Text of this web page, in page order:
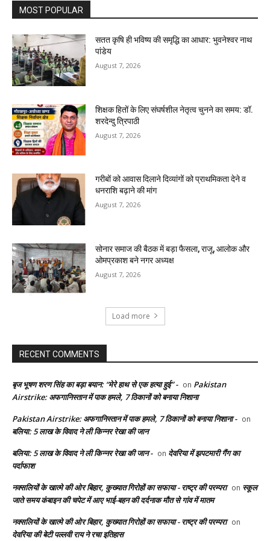
MOST POPULAR
सतत कृषि ही भविष्य की समृद्धि का आधार: भुवनेश्वर नाथ
पांडेय
August 7, 2026
शिक्षक हितों के लिए संघर्षशील नेतृत्व चुनने का समय: डॉ.
शरदेन्दु त्रिपाठी
August 7, 2026
गरीबों को आवास दिलाने दिव्यांगों को प्राथमिकता देने व
धनराशि बढ़ाने की मांग
August 7, 2026
सोनार समाज की बैठक में बड़ा फैसला, राजू, आलोक और
ओमप्रकाश बने नगर अध्यक्ष
August 7, 2026
Load more
RECENT COMMENTS
बृज भूषण शरण सिंह का बड़ा बयान: “मेरे हाथ से एक हत्या हुई” - on Pakistan
Airstrike: अफगानिस्तान में पाक हमले, 7 ठिकानों को बनाया निशाना
Pakistan Airstrike: अफगानिस्तान में पाक हमले, 7 ठिकानों को बनाया निशाना - on
बलिया: 5 लाख के विवाद ने ली किन्नर रेखा की जान
बलिया: 5 लाख के विवाद ने ली किन्नर रेखा की जान - on देवरिया में झपटमारी गैंग का
पर्दाफाश
नक्सलियों के खात्मे की ओर बिहार, कुख्यात गिरोहों का सफाया - राष्ट्र की परम्परा on स्कूल
जाते समय कंबाइन की चपेट में आए भाई-बहन की दर्दनाक मौत से गांव में मातम
नक्सलियों के खात्मे की ओर बिहार, कुख्यात गिरोहों का सफाया - राष्ट्र की परम्परा on
देवरिया की बेटी पल्लवी राय ने रचा इतिहास